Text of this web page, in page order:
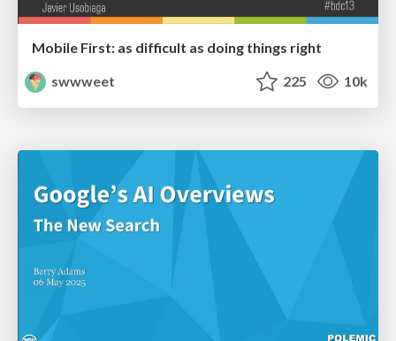
Mobile First: as difficult as doing things right
swwweet
225 10k